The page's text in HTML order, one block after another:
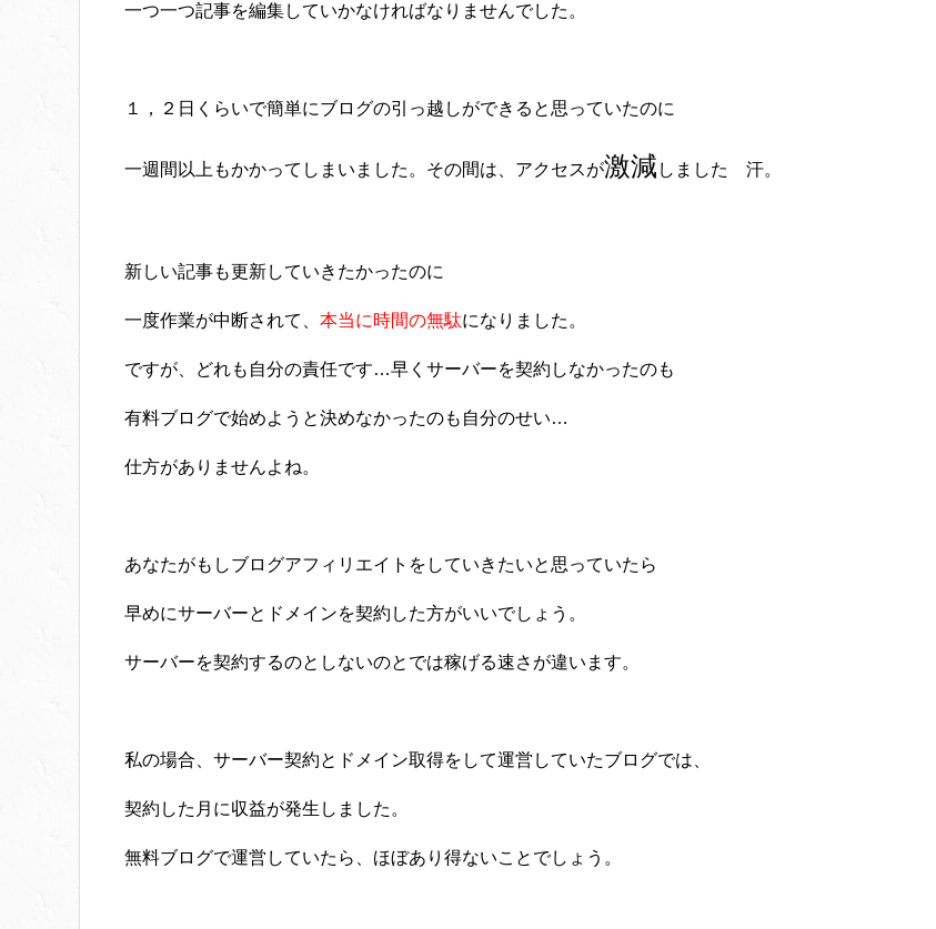
一つ一つ記事を編集していかなければなりませんでした。
１，２日くらいで簡単にブログの引っ越しができると思っていたのに
一週間以上もかかってしまいました。その間は、アクセスが激減 しました 汗。
新しい記事も更新していきたかったのに
一度作業が中断されて、 本当に時間の無駄になりました。
ですが、どれも自分の責任です…早くサーバーを契約しなかったのも
有料ブログで始めようと決めなかったのも自分のせい…
仕方がありませんよね。
あなたがもしブログアフィリエイトをしていきたいと思っていたら
早めにサーバーとドメインを契約した方がいいでしょう。
サーバーを契約するのとしないのとでは稼げる速さが違います。
私の場合、サーバー契約とドメイン取得をして運営していたブログでは、
契約した月に収益が発生しました。
無料ブログで運営していたら、ほぼあり得ないことでしょう。